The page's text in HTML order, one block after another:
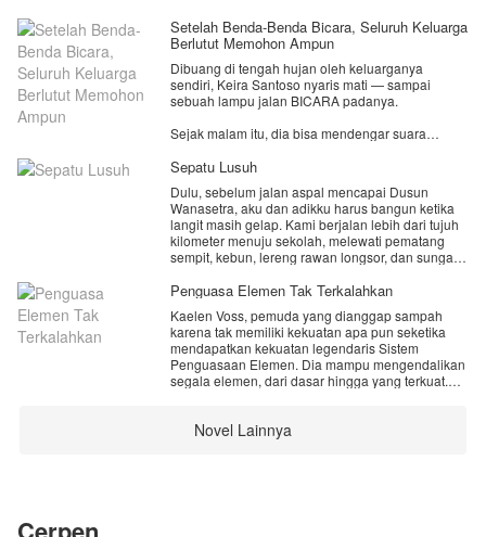
Setelah Benda-Benda Bicara, Seluruh Keluarga
Berlutut Memohon Ampun
Dibuang di tengah hujan oleh keluarganya
sendiri, Keira Santoso nyaris mati — sampai
sebuah lampu jalan BICARA padanya.
Sejak malam itu, dia bisa mendengar suara
Kalung yang membisikkan rahasia. Berlian yang
Dan sentuhan seorang CEO tampan yang semua
orang tak bisa menyentuhnya... adalah satu-
satunya obat untuk keduanya.
Sekarang rebutan memanjakannya.
Keluarga yang membuangnya? Berlutut memohon
ampun.
Tapi Keira sudah menemukan rumahnya yang
sesungguhnya.
Sepatu Lusuh
Dulu, sebelum jalan aspal mencapai Dusun
Wanasetra, aku dan adikku harus bangun ketika
langit masih gelap. Kami berjalan lebih dari tujuh
kilometer menuju sekolah, melewati pematang
sempit, kebun, lereng rawan longsor, dan sungai
hanya ada sepatu bekas dari pasar loak. Sepatu
dan selalu basah saat musim hujan.
Kami menjahit telapak yang terbuka dengan
benang karung, menambalnya memakai potongan
ban, lalu memakainya kembali pada pagi
berikutnya. Di sekolah, sepatu lusuh itu menjadi
berusaha menjaga kami tetap belajar. Ketika
Penguasa Elemen Tak Terkalahkan
Kaelen Voss, pemuda yang dianggap sampah
karena tak memiliki kekuatan apa pun seketika
mendapatkan kekuatan legendaris Sistem
Penguasaan Elemen. Dia mampu mengendalikan
segala elemen, dari dasar hingga yang terkuat.
lalu, dan akhirnya mengalahkan penguasa
kegelapan untuk menjadi sosok terhebat yang
Novel Lainnya
Cerpen